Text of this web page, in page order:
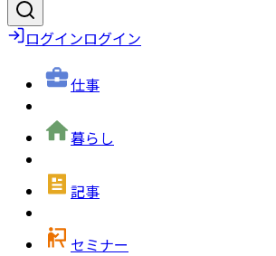
ログインログイン
仕事
暮らし
記事
セミナー